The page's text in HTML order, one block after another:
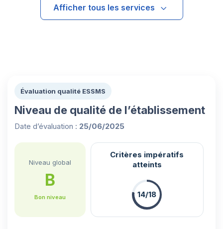
Afficher tous les services
Évaluation qualité ESSMS
Niveau de qualité de l’établissement
Date d’évaluation : 25/06/2025
Niveau global
B
Bon niveau
Critères impératifs
atteints
14/18